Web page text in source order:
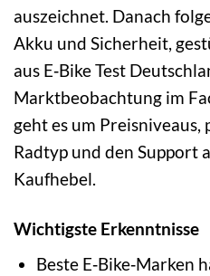
auszeichnet. Danach
Akku und Sicherheit,
aus E‑Bike Test
Marktbeobachtung im
geht es um Preisniveaus,
Radtyp und den Support
Kaufhebel.
Wichtigste Erkenntnisse
Beste E‑Bike‑Marken